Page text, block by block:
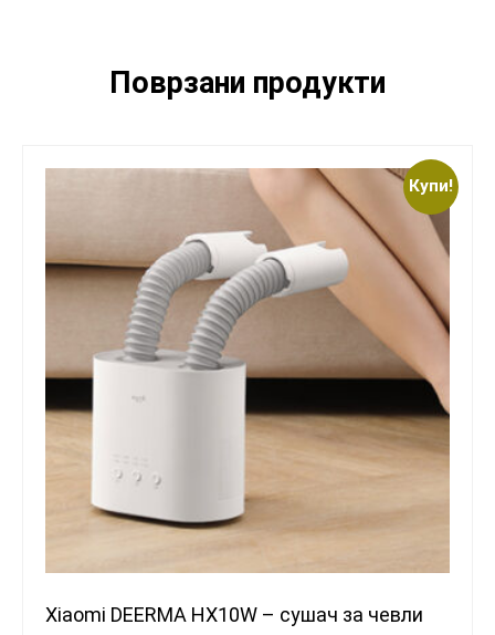
Поврзани продукти
Купи!
Xiaomi DEERMA HX10W – сушач за чевли